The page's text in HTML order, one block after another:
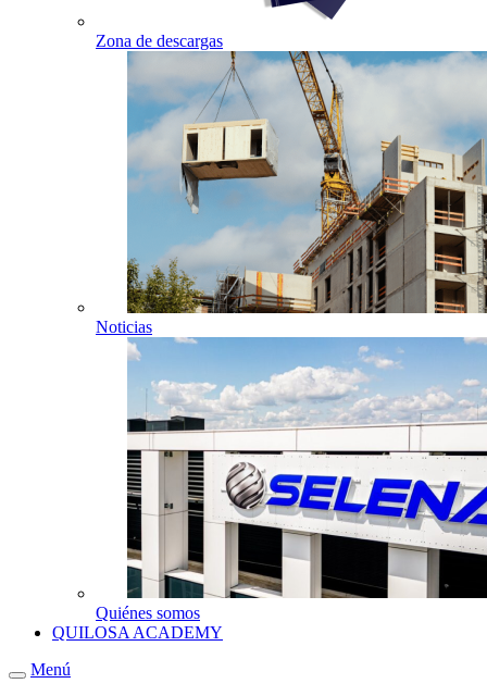
Zona de descargas
Noticias
Quiénes somos
QUILOSA ACADEMY
Menú